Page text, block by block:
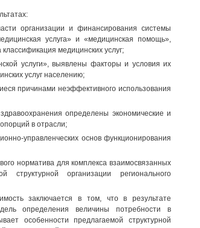
организации и финансирования системы
услуга» и «медицинская помощь»,
медицинских услуг;
услуги», выявлены факторы и условия их
услуг населению;
причинами неэффективного использования
определены экономические и
в отрасли;
управленческих основ функционирования
норматива для комплекса взаимосвязанных
структурной организации регионального
заключается в том, что в результате
определения величины потребности в
особенности предлагаемой структурной